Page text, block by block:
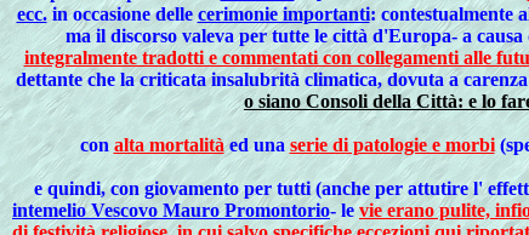
ecc.in occasione delle cerimonie importanti: contestualmente
ma il discorso valeva per tutte le città d'Europa- a
integralmente tradotti e commentati con collegamenti alle
dettante che la criticata insalubrità climatica, dovuta a
o siano Consoli della Città: e lo
con alta mortalitàed unaserie di patologie e morbi
e quindi, con giovamento per tutti (anche per attutire l'
intemelio Vescovo Mauro Promontorio- levie erano pulite,